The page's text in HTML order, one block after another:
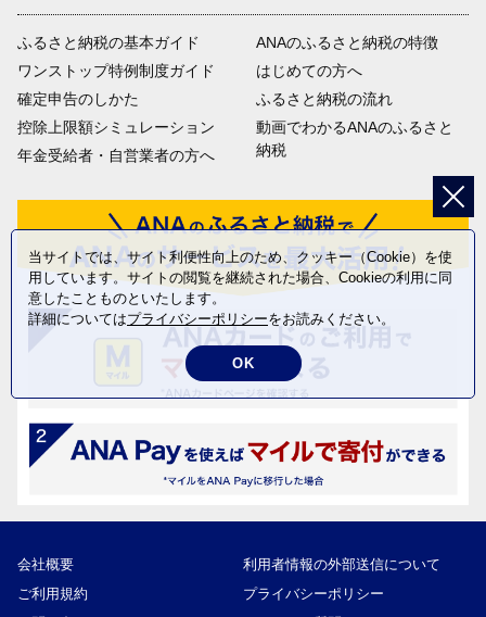
ふるさと納税の基本ガイド
ワンストップ特例制度ガイド
確定申告のしかた
控除上限額シミュレーション
年金受給者・自営業者の方へ
ANAのふるさと納税の特徴
はじめての方へ
ふるさと納税の流れ
動画でわかるANAのふるさと
納税
会社概要
利用者情報の外部送信について
ご利用規約
プライバシーポリシー
当サイトでは、サイト利便性向上のため、クッキー（Cookie）を使
用しています。サイトの閲覧を継続された場合、Cookieの利用に同
意したことものといたします。
詳細についてはプライバシーポリシーをお読みください。
OK